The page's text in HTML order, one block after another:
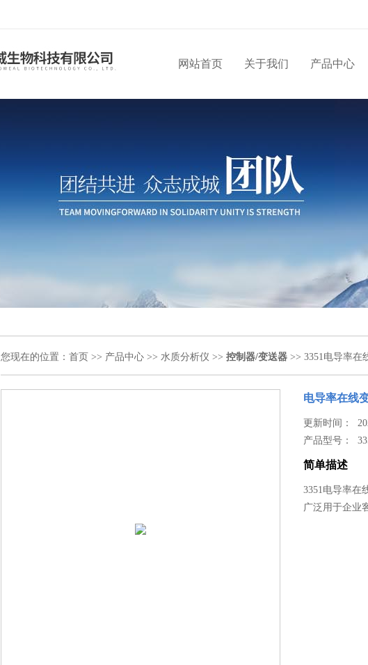
网站首页 关于我们 产品中心
您现在的位置： 首页 >> 产品中心 >> 水质分析仪 >> 控制器/变送器 >> 3351电导率在
电导率在线
更新时间：
产品型号：
简单描述
3351电导率在
广泛用于企业